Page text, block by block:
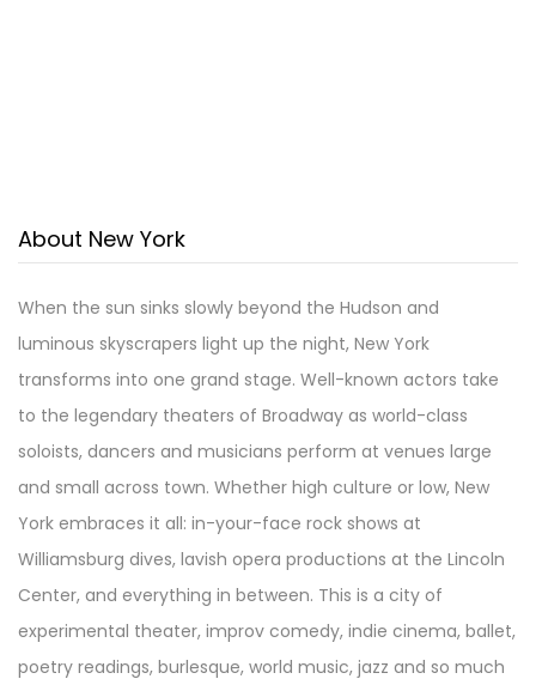
About New York
When the sun sinks slowly beyond the Hudson and
luminous skyscrapers light up the night, New York
transforms into one grand stage. Well-known actors take
to the legendary theaters of Broadway as world-class
soloists, dancers and musicians perform at venues large
and small across town. Whether high culture or low, New
York embraces it all: in-your-face rock shows at
Williamsburg dives, lavish opera productions at the Lincoln
Center, and everything in between. This is a city of
experimental theater, improv comedy, indie cinema, ballet,
poetry readings, burlesque, world music, jazz and so much